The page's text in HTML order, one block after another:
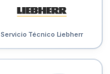
Servicio Técnico Liebherr